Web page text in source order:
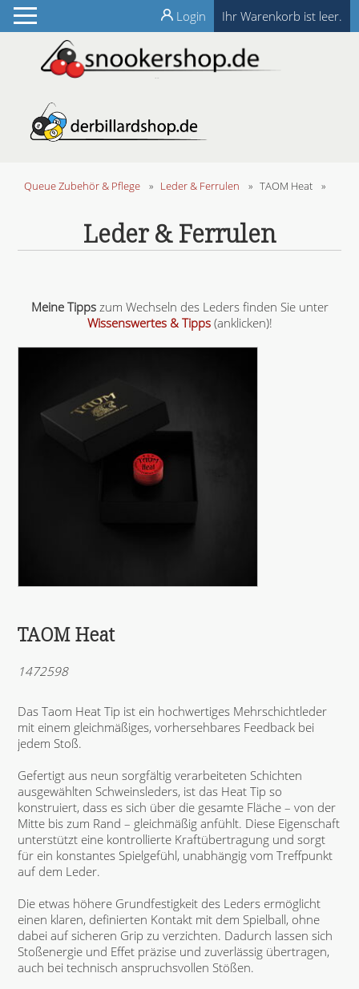
Ihr Warenkorb ist leer.
Login
Queue Zubehör & Pflege » Leder & Ferrulen » TAOM Heat »
Leder & Ferrulen
Meine Tipps zum Wechseln des Leders finden Sie unter
Wissenswertes & Tipps(anklicken)!
TAOM Heat
1472598
Das Taom Heat Tip ist ein hochwertiges Mehrschichtleder
mit einem gleichmäßiges, vorhersehbares Feedback bei
jedem Stoß.
Gefertigt aus neun sorgfältig verarbeiteten Schichten
ausgewählten Schweinsleders, ist das Heat Tip so
konstruiert, dass es sich über die gesamte Fläche – von der
Mitte bis zum Rand – gleichmäßig anfühlt. Diese Eigenschaft
unterstützt eine kontrollierte Kraftübertragung und sorgt
für ein konstantes Spielgefühl, unabhängig vom Treffpunkt
auf dem Leder.
Die etwas höhere Grundfestigkeit des Leders ermöglicht
einen klaren, definierten Kontakt mit dem Spielball, ohne
dabei auf sicheren Grip zu verzichten. Dadurch lassen sich
Stoßenergie und Effet präzise und zuverlässig übertragen,
auch bei technisch anspruchsvollen Stößen.